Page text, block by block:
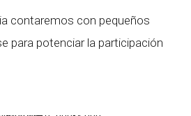
contaremos con pequeños
para potenciar la participación